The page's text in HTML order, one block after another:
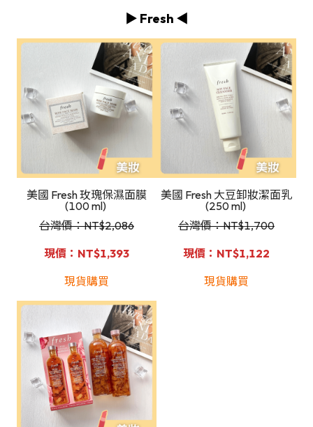
▶️ Fresh ◀️
美國 Fresh 玫瑰保濕面膜
(100 ml)
台灣價：NT$2,086
現價：NT$1,393
現貨購買
美國 Fresh 大豆卸妝潔面乳
(250 ml)
台灣價：NT$1,700
現價：NT$1,122
現貨購買